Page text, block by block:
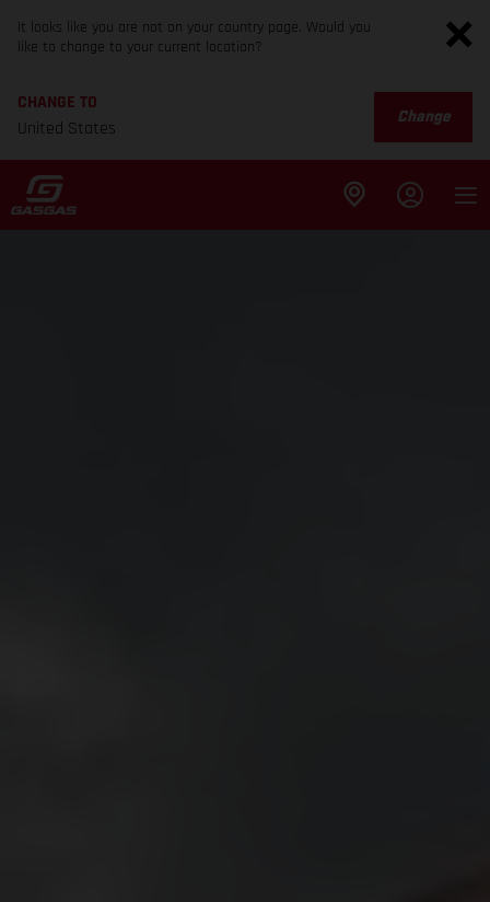
It looks like you are not on your country page. Would you
like to change to your current location?
CHANGE TO
United States
Change